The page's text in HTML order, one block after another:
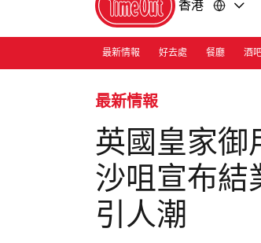
香港
最新情報 好去處 餐廳 酒
最新情報
英國皇家御
沙咀宣布結
引人潮